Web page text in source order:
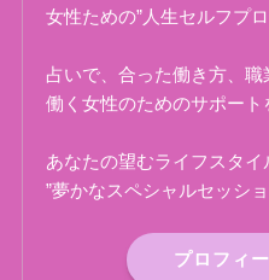
女性ための”人生セルフプ
占いで、合った働き方、職
働く女性のためのサポート
あなたの望むライフスタイ
”夢かなスペシャルセッシ
プロフィ